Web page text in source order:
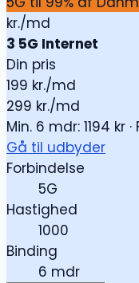
kr./md
3 5G Internet
Din pris
199 kr./md
299 kr./md
Min. 6 mdr: 1194 kr
Gå til udbyder
Forbindelse
5G
Hastighed
1000
Binding
6 mdr